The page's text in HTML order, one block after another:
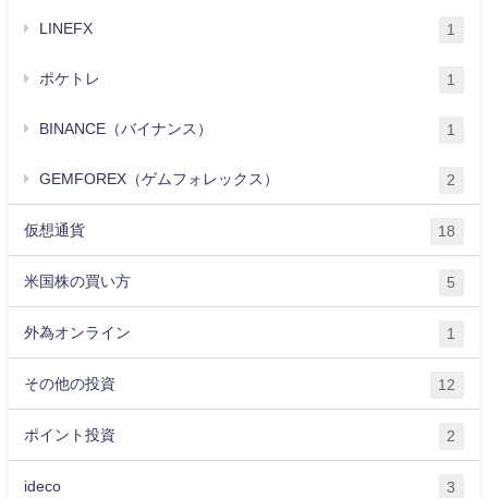
LINEFX 1
ポケトレ 1
BINANCE（バイナンス） 1
GEMFOREX（ゲムフォレックス） 2
仮想通貨 18
米国株の買い方 5
外為オンライン 1
その他の投資 12
ポイント投資 2
ideco 3